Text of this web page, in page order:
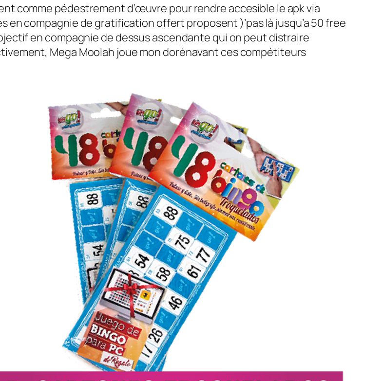
comme pédestrement d’œuvre pour rendre accesible le apk via
en compagnie de gratification offert proposent )’pas là jusqu’a 50 free
en compagnie de dessus ascendante qui on peut distraire
Mega Moolah joue mon dorénavant ces compétiteurs